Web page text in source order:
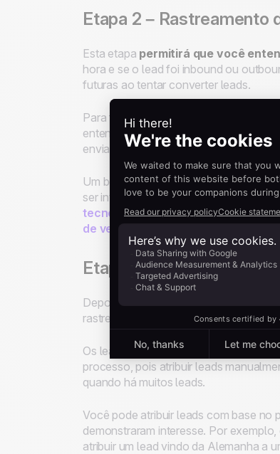
Etapa 2 – Rastreamento
Esta etapa permitirá que você
hora e se o lead foi inbound ou
futuras ao tentar converter leads.
Para fazer isso, você tem
entender de onde veio o lead, mas
enviar seus detalhes de contato.
Um bom software de rastreamento de
ser integrado ao seu software de
tecnologiasque você utiliza estejam
de vendas
e garanta que você tenha
Etapa 3 - Distribuição de
Depois que os leads forem
rastreados, eles estarão prontos para
Os leads geralmente são transferidos
processo, pois atribuir leads
quando há muitos leads.
Você pode atribuir leads com base no
demonstraram interesse. Por
atribuir um lead vindo da Alemanha a